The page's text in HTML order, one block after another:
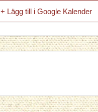
+ Lägg till i Google Kalender